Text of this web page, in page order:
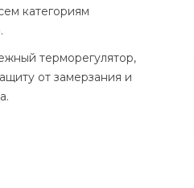
категориям
терморегулятор,
от замерзания и